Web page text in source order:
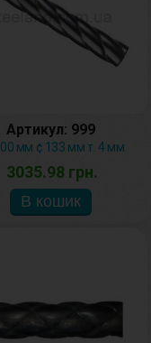
Артикул: 999
мм ¢ 133 мм т. 4 мм
3035.98 грн.